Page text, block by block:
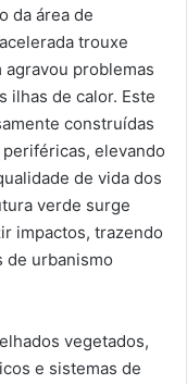
da área de
trouxe
problemas
ilhas de calor. Este
construídas
elevando
de vida dos
verde surge
impactos, trazendo
de urbanismo
vegetados,
e sistemas de